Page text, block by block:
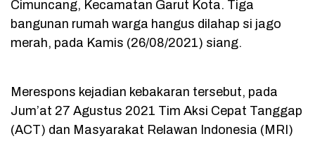
Cimuncang, Kecamatan Garut Kota. Tiga
bangunan rumah warga hangus dilahap si jago
merah, pada Kamis (26/08/2021) siang.
Merespons kejadian kebakaran tersebut, pada
Jum’at 27 Agustus 2021 Tim Aksi Cepat Tanggap
(ACT) dan Masyarakat Relawan Indonesia (MRI)